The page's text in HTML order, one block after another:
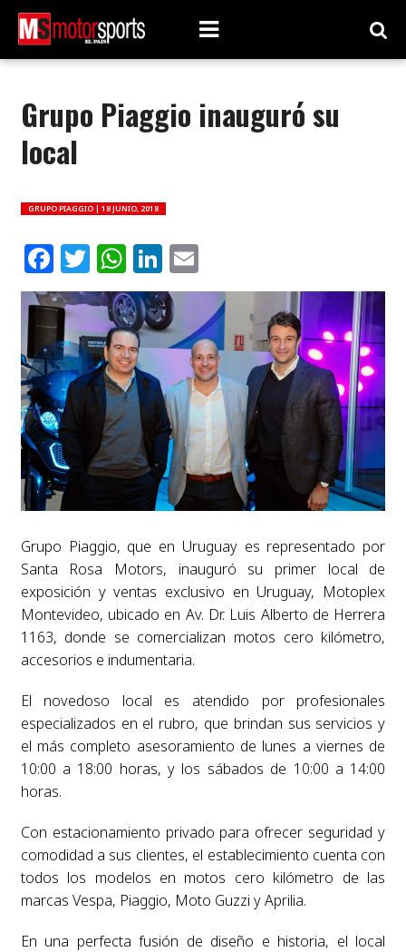
Grupo Piaggio inauguró su
local
GRUPO PIAGGIO | 18 JUNIO, 2018
Facebook
Twitter
WhatsApp
LinkedIn
Email
Grupo Piaggio, que en Uruguay es representado por
Santa Rosa Motors, inauguró su primer local de
exposición y ventas exclusivo en Uruguay, Motoplex
Montevideo, ubicado en Av. Dr. Luis Alberto de Herrera
1163, donde se comercializan motos cero kilómetro,
accesorios e indumentaria.
El novedoso local es atendido por profesionales
especializados en el rubro, que brindan sus servicios y
el más completo asesoramiento de lunes a viernes de
10:00 a 18:00 horas, y los sábados de 10:00 a 14:00
horas.
Con estacionamiento privado para ofrecer seguridad y
comodidad a sus clientes, el establecimiento cuenta con
todos los modelos en motos cero kilómetro de las
marcas Vespa, Piaggio, Moto Guzzi y Aprilia.
En una perfecta fusión de diseño e historia, el local